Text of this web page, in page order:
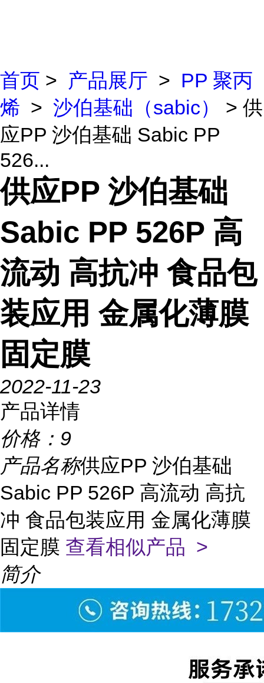
首页 > 产品展厅 > PP 聚丙
烯 > 沙伯基础（sabic）
> 供
应PP 沙伯基础 Sabic PP
526...
供应PP 沙伯基础
Sabic PP 526P 高
流动 高抗冲 食品包
装应用 金属化薄膜
固定膜
2022-11-23
产品详情
价格： 9
产品名称供应PP 沙伯基础
Sabic PP 526P 高流动 高抗
冲 食品包装应用 金属化薄膜
固定膜 查看相似产品 >
简介